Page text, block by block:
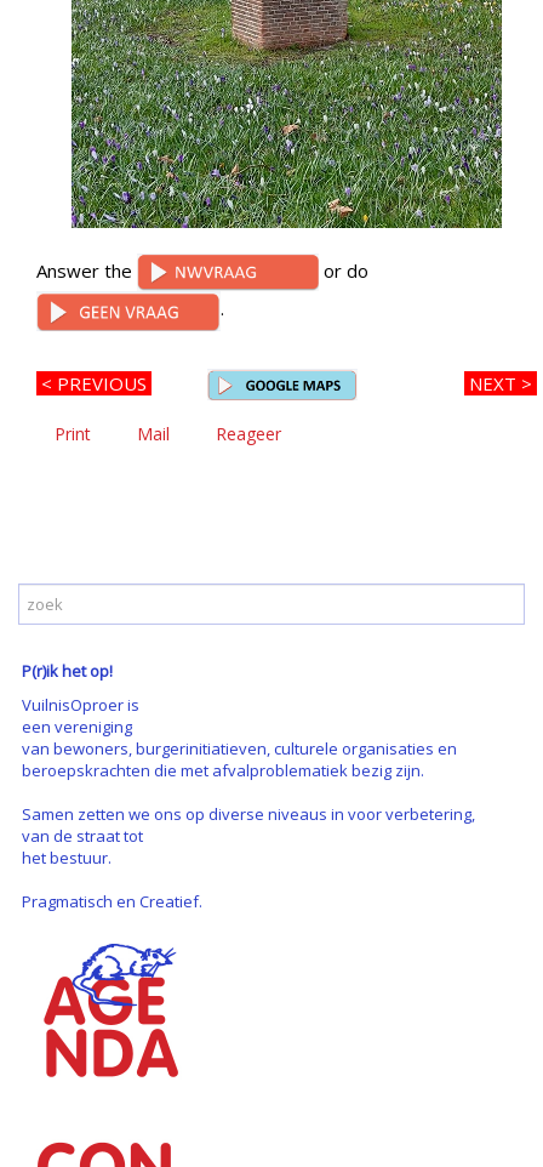
Answer the
or do
.
< PREVIOUS NEXT >
Print Mail Reageer
P(r)ik het op!
VuilnisOproer is
een vereniging
van bewoners, burgerinitiatieven, culturele organisaties en
beroepskrachten die met afvalproblematiek bezig zijn.
Samen zetten we ons op diverse niveaus in voor verbetering,
van de straat tot
het bestuur.
Pragmatisch en Creatief.